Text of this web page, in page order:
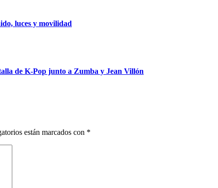
luces y movilidad
de K-Pop junto a Zumba y Jean Villón
están marcados con *